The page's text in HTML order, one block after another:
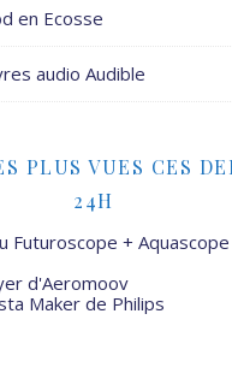
en Ecosse
audio Audible
PLUS VUES CES
24H
Futuroscope +
d'Aeromoov
Maker de Philips